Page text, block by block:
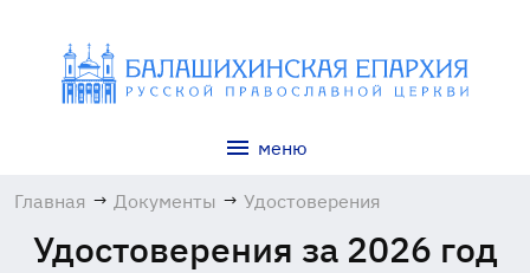
меню
Главная → Документы → Удостоверения
Удостоверения за 2026 год